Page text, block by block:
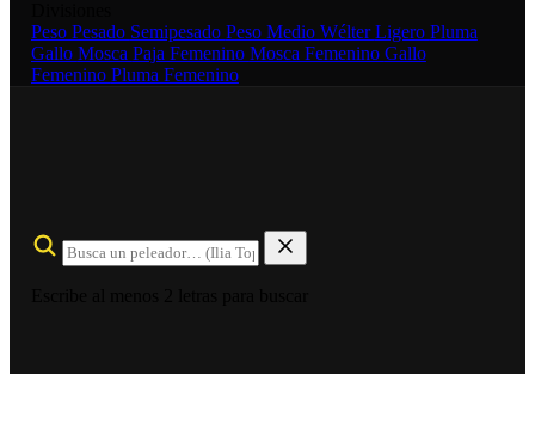
Peso Pesado Semipesado Peso Medio WélterLigero Pluma
Gallo Mosca Paja Femenino Mosca Femenino Gallo
Femenino Pluma Femenino